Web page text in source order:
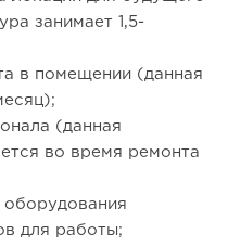
занимает 1,5-
в помещении (данная
(данная
во время ремонта
для работы;